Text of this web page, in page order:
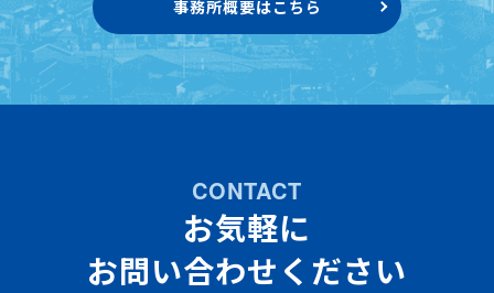
事務所概要はこちら
CONTACT
お気軽に
お問い合わせください